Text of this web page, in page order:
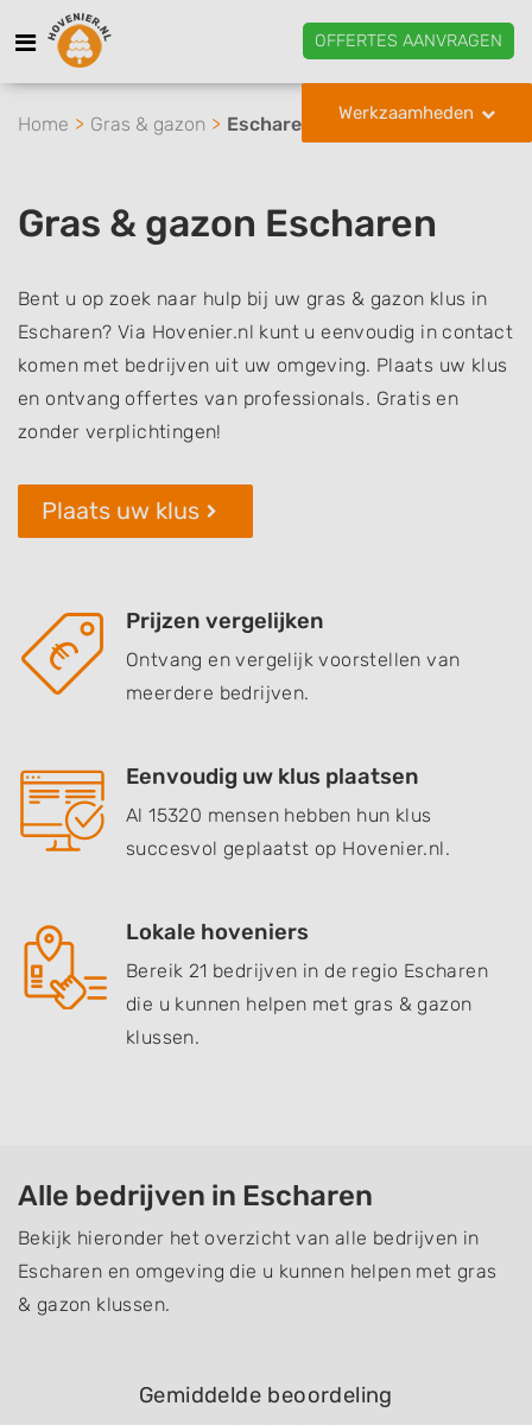
OFFERTES AANVRAGEN
Werkzaamheden
Home Gras & gazon Escharen
Gras & gazon Escharen
Bent u op zoek naar hulp bij uw gras & gazon klus in
Escharen? Via Hovenier.nl kunt u eenvoudig in contact
komen met bedrijven uit uw omgeving. Plaats uw klus
en ontvang offertes van professionals. Gratis en
zonder verplichtingen!
Plaats uw klus
Prijzen vergelijken
Ontvang en vergelijk voorstellen van
meerdere bedrijven.
Eenvoudig uw klus plaatsen
Al 15320 mensen hebben hun klus
succesvol geplaatst op Hovenier.nl.
Lokale hoveniers
Bereik 21 bedrijven in de regio Escharen
die u kunnen helpen met gras & gazon
klussen.
Alle bedrijven in Escharen
Bekijk hieronder het overzicht van alle bedrijven in
Escharen en omgeving die u kunnen helpen met gras
& gazon klussen.
Gemiddelde beoordeling